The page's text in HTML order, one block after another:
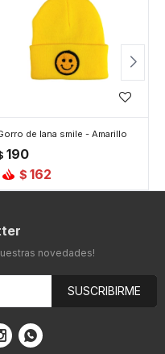
de lana smile - Amarillo
190
$ 162
novedades!
SUSCRIBIRME
